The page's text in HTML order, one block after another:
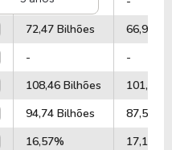
e categorizada
e
teve um
que gerou um
72,47 Bilhões
66,97
-
-
108,46 Bilhões
101,00
94,74 Bilhões
87,53
16,57%
17,11%